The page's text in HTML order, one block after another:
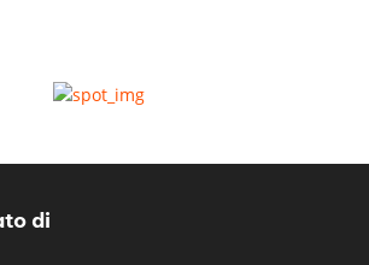
di